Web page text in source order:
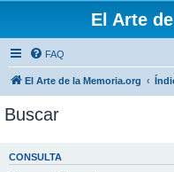
El Arte
FAQ
El Arte de la Memoria.org
Buscar
CONSULTA